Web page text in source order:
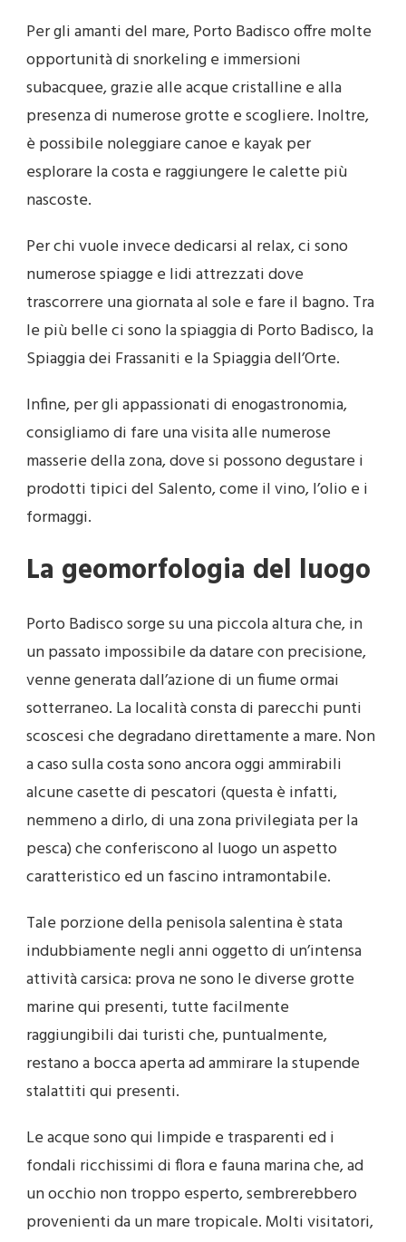
Per gli amanti del mare, Porto Badisco offre molte
opportunità di snorkeling e immersioni
subacquee, grazie alle acque cristalline e alla
presenza di numerose grotte e scogliere. Inoltre,
è possibile noleggiare canoe e kayak per
esplorare la costa e raggiungere le calette più
nascoste.
Per chi vuole invece dedicarsi al relax, ci sono
numerose spiagge e lidi attrezzati dove
trascorrere una giornata al sole e fare il bagno. Tra
le più belle ci sono la spiaggia di Porto Badisco, la
Spiaggia dei Frassaniti e la Spiaggia dell’Orte.
Infine, per gli appassionati di enogastronomia,
consigliamo di fare una visita alle numerose
masserie della zona, dove si possono degustare i
prodotti tipici del Salento, come il vino, l’olio e i
formaggi.
La geomorfologia del luogo
Porto Badisco sorge su una piccola altura che, in
un passato impossibile da datare con precisione,
venne generata dall’azione di un fiume ormai
sotterraneo. La località consta di parecchi punti
scoscesi che degradano direttamente a mare. Non
a caso sulla costa sono ancora oggi ammirabili
alcune casette di pescatori (questa è infatti,
nemmeno a dirlo, di una zona privilegiata per la
pesca) che conferiscono al luogo un aspetto
caratteristico ed un fascino intramontabile.
Tale porzione della penisola salentina è stata
indubbiamente negli anni oggetto di un’intensa
attività carsica: prova ne sono le diverse grotte
marine qui presenti, tutte facilmente
raggiungibili dai turisti che, puntualmente,
restano a bocca aperta ad ammirare la stupende
stalattiti qui presenti.
Le acque sono qui limpide e trasparenti ed i
fondali ricchissimi di flora e fauna marina che, ad
un occhio non troppo esperto, sembrerebbero
provenienti da un mare tropicale. Molti visitatori,